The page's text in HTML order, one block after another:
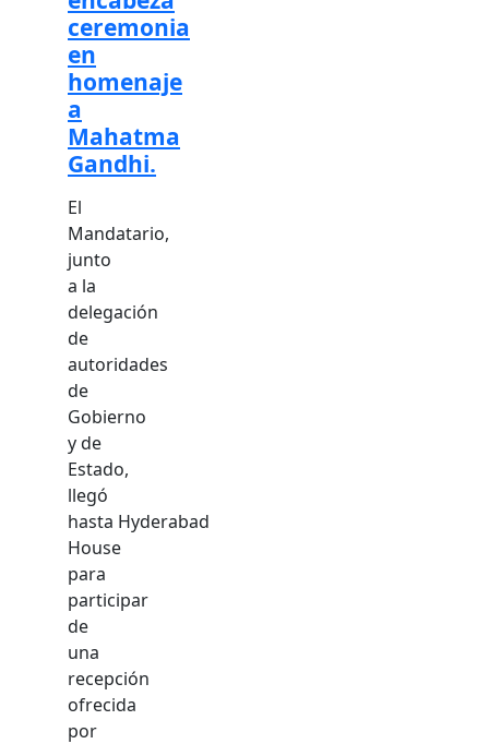
ceremonia
en
homenaje
a
Mahatma
Gandhi.
El
Mandatario,
junto
a la
delegación
de
autoridades
de
Gobierno
y de
Estado,
llegó
hasta Hyderabad
House
para
participar
de
una
recepción
ofrecida
por